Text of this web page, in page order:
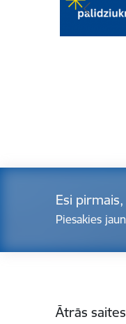
Esi
Piesakies
Ātrās saites